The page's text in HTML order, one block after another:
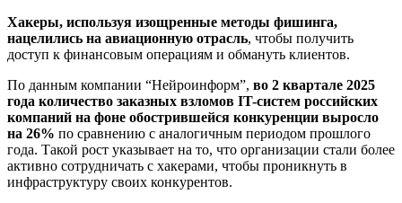
Хакеры, используя изощренные методы фишинга,
нацелились на авиационную отрасль, чтобы получить
доступ к финансовым операциям и обмануть клиентов.
По данным компании “Нейроинформ”, во 2 квартале 2025
года количество заказных взломов IT-систем российских
компаний на фоне обострившейся конкуренции выросло
на 26% по сравнению с аналогичным периодом прошлого
года. Такой рост указывает на то, что организации стали более
активно сотрудничать с хакерами, чтобы проникнуть в
инфраструктуру своих конкурентов.